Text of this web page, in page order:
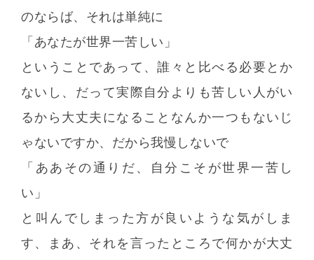
のならば、それは単純に
「あなたが世界一苦しい」
ということであって、誰々と比べる必要とか
ないし、だって実際自分よりも苦しい人がい
るから大丈夫になることなんか一つもないじ
ゃないですか、だから我慢しないで
「ああその通りだ、自分こそが世界一苦し
い」
と叫んでしまった方が良いような気がしま
す、まあ、それを言ったところで何かが大丈